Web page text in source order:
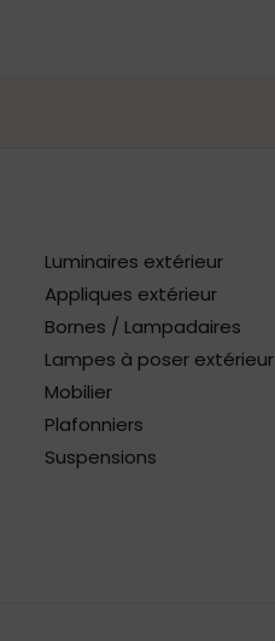
Luminaires extérieur
Appliques extérieur
Bornes / Lampadaires
Lampes à poser extérieur
Mobilier
Plafonniers
Suspensions